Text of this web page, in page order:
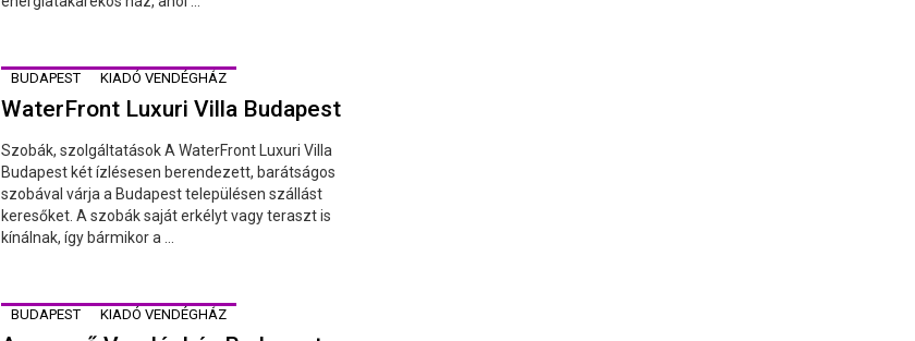
BUDAPEST KIADÓ VENDÉGHÁZ
WaterFront Luxuri Villa Budapest
Szobák, szolgáltatások A WaterFront Luxuri Villa
Budapest két ízlésesen berendezett, barátságos
szobával várja a Budapest településen szállást
keresőket. A szobák saját erkélyt vagy teraszt is
kínálnak, így bármikor a ...
BUDAPEST KIADÓ VENDÉGHÁZ